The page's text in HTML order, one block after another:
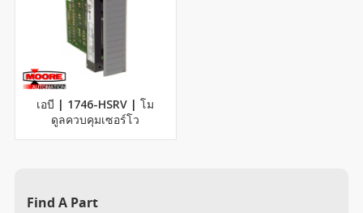
เอบี | 1746-HSRV | โม
ดูลควบคุมเซอร์โว
Find A Part